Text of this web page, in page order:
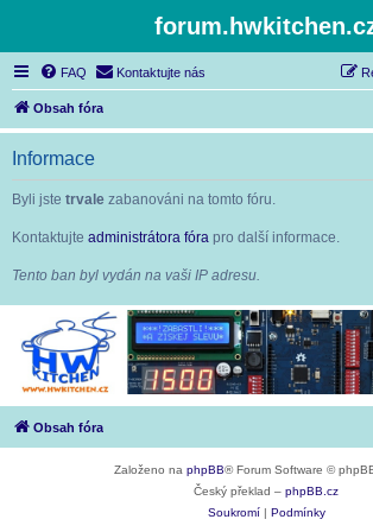
FAQ Kontaktujte nás
Obsah fóra
Informace
Byli jste trvale zabanováni na tomto fóru.
Kontaktujte administrátora fóra pro další informace.
Tento ban byl vydán na vaši IP adresu.
Obsah fóra
Založeno na phpBB® Forum Software ©
Český překlad – phpBB.cz
Soukromí
Podmínky